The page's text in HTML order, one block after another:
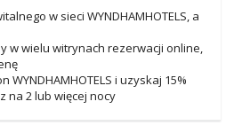
w sieci WYNDHAMHOTELS, a
w wielu witrynach rezerwacji online,
i uzyskaj 15%
na 2 lub więcej nocy